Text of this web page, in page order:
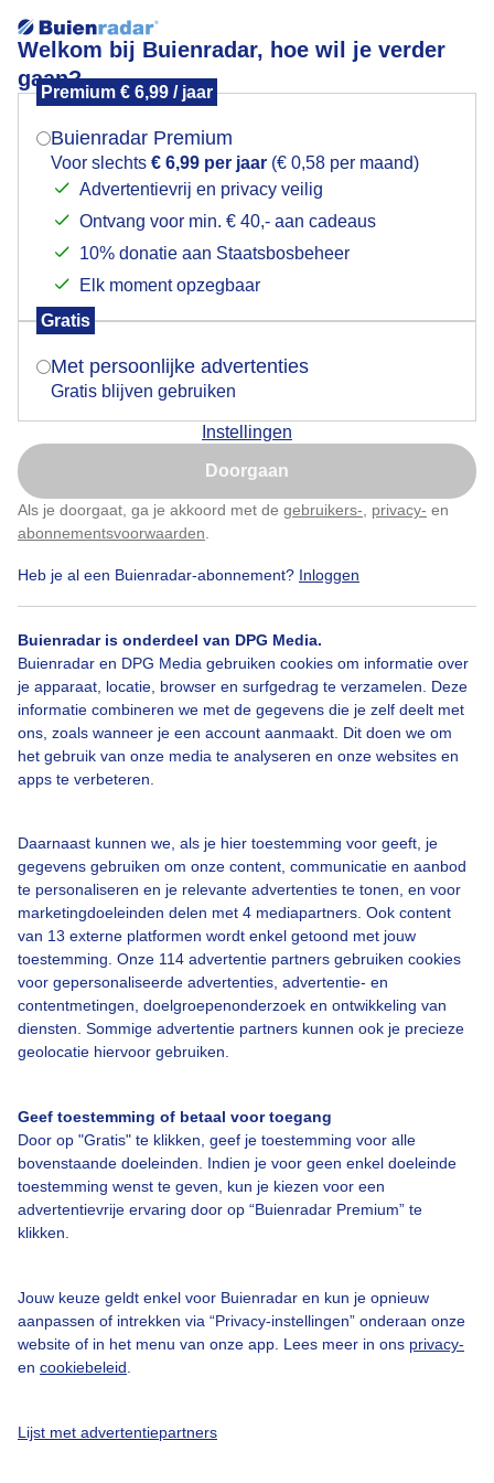
Welkom bij Buienradar, hoe wil je verder
gaan?
Premium € 6,99 / jaar
Buienradar Premium
Voor slechts € 6,99 per jaar (€ 0,58 per maand)
Advertentievrij en privacy veilig
Ontvang voor min. € 40,- aan cadeaus
10% donatie aan Staatsbosbeheer
Elk moment opzegbaar
Gratis
Met persoonlijke advertenties
Gratis blijven gebruiken
Instellingen
Doorgaan
Als je doorgaat, ga je akkoord met de gebruikers- privacy- en
abonnementsvoorwaarden
Heb je al een Buienradar-abonnement? Inloggen
Buienradar is onderdeel van DPG Media.
Buienradar en DPG Media gebruiken cookies om informatie over
je apparaat, locatie, browser en surfgedrag te verzamelen. Deze
informatie combineren we met de gegevens die je zelf deelt met
ons, zoals wanneer je een account aanmaakt. Dit doen we om
het gebruik van onze media te analyseren en onze websites en
apps te verbeteren.
Daarnaast kunnen we, als je hier toestemming voor geeft, je
gegevens gebruiken om onze content, communicatie en aanbod
te personaliseren en je relevante advertenties te tonen, en voor
marketingdoeleinden delen met 4 mediapartners. Ook content
van 13 externe platformen wordt enkel getoond met jouw
toestemming. Onze 114 advertentie partners gebruiken cookies
voor gepersonaliseerde advertenties, advertentie- en
contentmetingen, doelgroepenonderzoek en ontwikkeling van
diensten. Sommige advertentie partners kunnen ook je precieze
geolocatie hiervoor gebruiken.
Geef toestemming of betaal voor toegang
Door op "Gratis" te klikken, geef je toestemming voor alle
bovenstaande doeleinden. Indien je voor geen enkel doeleinde
toestemming wenst te geven, kun je kiezen voor een
advertentievrije ervaring door op “Buienradar Premium” te
klikken.
Jouw keuze geldt enkel voor Buienradar en kun je opnieuw
aanpassen of intrekken via “Privacy-instellingen” onderaan onze
website of in het menu van onze app. Lees meer in ons privacy-
en cookiebeleid
Lijst met advertentiepartners
Ondergaande zon in Spanje
Zonsondergang aan het strand in La Carihuela rond
22.00 uur. Het was 32 graden ‘savonds.
Lente Wolken Zonsondergang
Een moment geduld aub...
Over Buienradar
Bedrijfsgegevens
Veelgestelde vragen
Toegankelijkheid
Gebruikersvoorwaarden
Adverteren
Privacy beleid
Mogen we je locatie gebruiken voor het
Indien je hier nog geen akkoord op hebt gegeven,
verschijnt er zo een pop-up uit je browser waarin
Is goed, toon de popup
Nu niet, misschien later
Klik hierom dit aan te passen